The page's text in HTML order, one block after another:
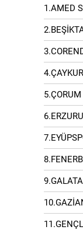
1.AMED
5.ÇORUM